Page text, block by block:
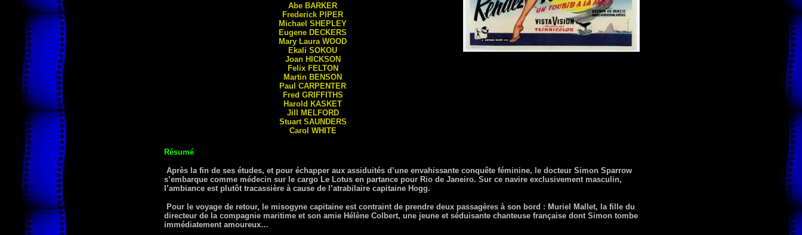
Abe BARKER
Frederick PIPER
Michael SHEPLEY
Eugene DECKERS
Mary Laura WOOD
Ekali SOKOU
Joan HICKSON
Felix FELTON
Martin BENSON
Paul CARPENTER
Fred GRIFFITHS
Harold KASKET
Jill
MELFORD
Stuart SAUNDERS
Carol WHITE
Résumé
Après la fin de ses études, et pour échapper aux assiduités d’une envahissante conquête féminine, le docteur Simon Sparrow
s’embarque comme médecin sur le cargo Le Lotus en partance pour Rio de Janeiro. Sur ce navire exclusivement masculin,
l’ambiance est plutôt tracassière à cause de l’atrabilaire capitaine Hogg.
Pour le voyage de retour, le misogyne capitaine est contraint de prendre deux passagères à son bord : Muriel Mallet, la fille du
directeur de la compagnie maritime et son amie Hélène Colbert, une jeune et séduisante chanteuse française dont Simon tombe
immédiatement amoureux…